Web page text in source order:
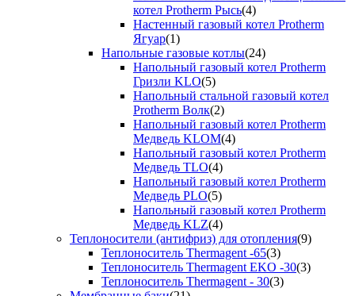
котел Protherm Рысь(4)
Настенный газовый котел Protherm
Ягуар(1)
Напольные газовые котлы(24)
Напольный газовый котел Protherm
Гризли KLO(5)
Напольный стальной газовый котел
Protherm Волк(2)
Напольный газовый котел Protherm
Медведь KLOM(4)
Напольный газовый котел Protherm
Медведь TLO(4)
Напольный газовый котел Protherm
Медведь PLO(5)
Напольный газовый котел Protherm
Медведь KLZ(4)
Теплоносители (антифриз) для отопления(9)
Теплоноситель Thermagent -65(3)
Теплоноситель Thermagent EKO -30(3)
Теплоноситель Thermagent - 30(3)